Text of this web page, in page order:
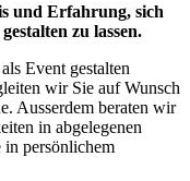
und Erfahrung, sich
zu lassen.
Event gestalten
wir Sie auf Wunsch
Ausserdem beraten wir
in abgelegenen
in persönlichem